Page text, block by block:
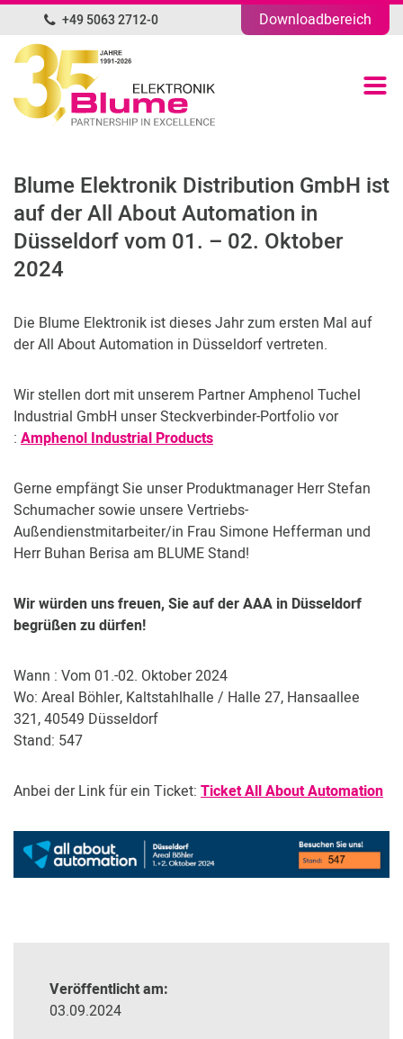
+49 5063 2712-0 Downloadbereich
Blume Elektronik Distribution GmbH ist
auf der All About Automation in
Düsseldorf vom 01. – 02. Oktober
2024
Die Blume Elektronik ist dieses Jahr zum ersten Mal auf
der All About Automation in Düsseldorf vertreten.
Wir stellen dort mit unserem Partner Amphenol Tuchel
Industrial GmbH unser Steckverbinder-Portfolio vor
: Amphenol Industrial Products
Gerne empfängt Sie unser Produktmanager Herr Stefan
Schumacher sowie unsere Vertriebs-
Außendienstmitarbeiter/in Frau Simone Hefferman und
Herr Buhan Berisa am BLUME Stand!
Wir würden uns freuen, Sie auf der AAA in Düsseldorf
begrüßen zu dürfen!
Wann : Vom 01.-02. Oktober 2024
Wo: Areal Böhler, Kaltstahlhalle / Halle 27, Hansaallee
321, 40549 Düsseldorf
Stand: 547
Anbei der Link für ein Ticket: Ticket All About Automation
Veröffentlicht am:
03.09.2024
Produktübersicht
Unternehmen
News
Kontakt
Kundenbereich
DE